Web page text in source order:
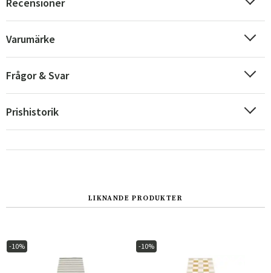
Norge
Suomi
Varumärke
Frågor & Svar
Prishistorik
LIKNANDE PRODUKTER
-10% -10%